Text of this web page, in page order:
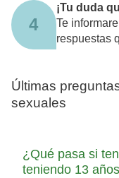
4
¡Tu duda
Te
respuestas
Últimas
sexuales
¿Qué pasa si
teniendo 13